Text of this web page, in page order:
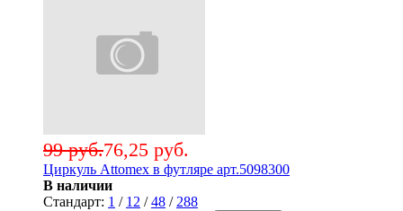
76,25 руб.
99 руб.
Циркуль Attomex в футляре арт.5098300
В наличии
Стандарт: 1 / 12 /48 / 288